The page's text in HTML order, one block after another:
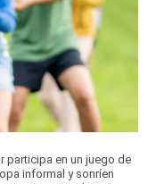
participa en un juego de
informal y sonríen